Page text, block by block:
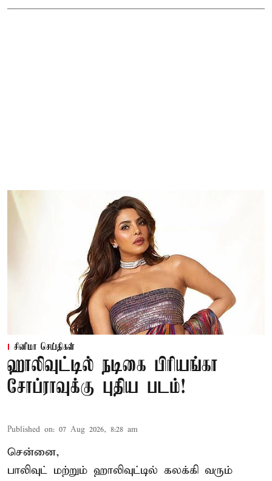
சினிமா செய்திகள்
ஹாலிவுட்டில் நடிகை பிரியங்கா
சோப்ராவுக்கு புதிய படம்!
Published on: 07 Aug 2026, 8:28 am
சென்னை,
பாலிவுட் மற்றும் ஹாலிவுட்டில் கலக்கி வரும்